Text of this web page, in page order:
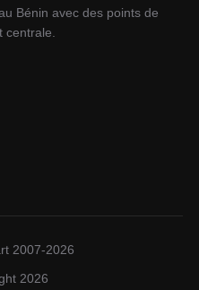
Bénin avec des points de
2007-2026
2026